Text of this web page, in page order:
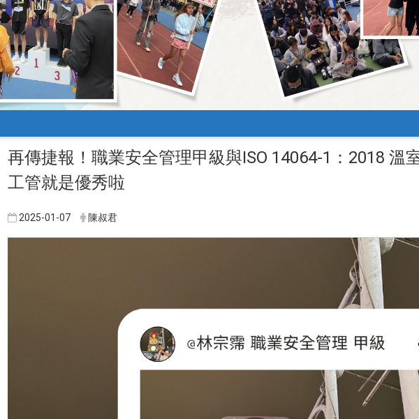
再傳捷報！職業安全管理甲級與ISO 14064-1：2018 溫
工管就是優秀啦
2025-01-07 陳叔君